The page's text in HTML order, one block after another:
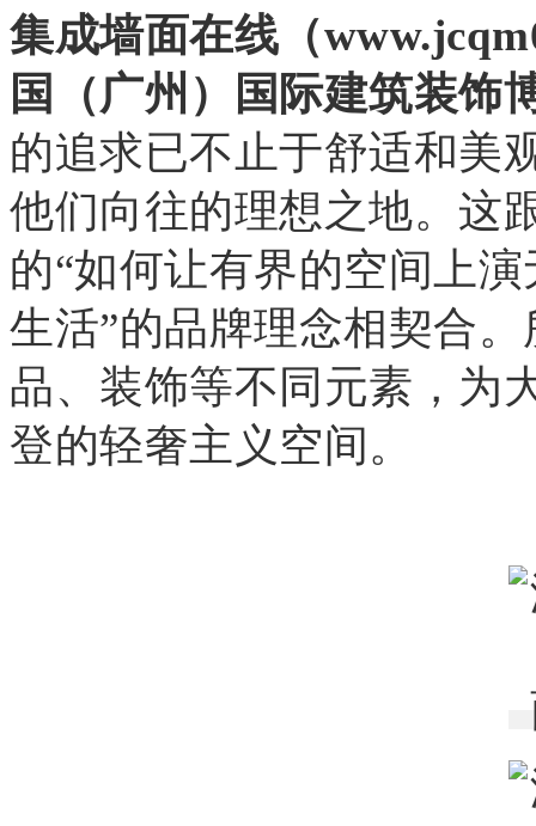
集成墙面在线（
国（广州）国际建筑装饰
的追求已不止于舒适和美
他们向往的理想之地。这
的“如何让有界的空间上
生活”的品牌理念相契合
品、装饰等不同元素，为
登的轻奢主义空间。